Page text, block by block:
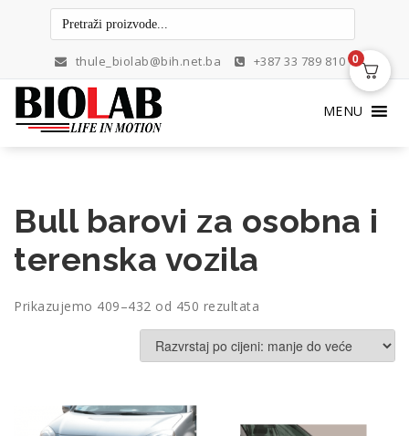
thule_biolab@bih.net.ba +387 33 789 810
MENU
Bull barovi za osobna i
terenska vozila
Prikazujemo 409–432 od 450 rezultata
po
cijeni:
od
visoke
0